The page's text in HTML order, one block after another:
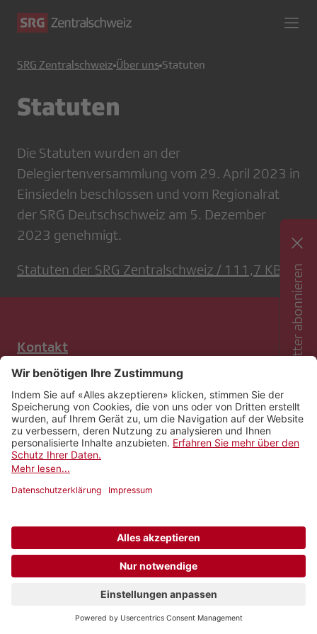
SRG Zentralschweiz Über uns Statuten
Statuten
Die Statuten wurden an der
Delegiertenversammlung vom 29. April 2023 in
Einsiedeln beschlossen und vom Regionalrat
der SRG Deutschschweiz am 5. Dezember
2023 genehmigt.
Statuten der SRG Zentralschweiz / 111,7 KB Newsletter abonnieren
Kontakt
Impressum
Rechtliches
Netiquette
Nutzungsbedingungen
AGB Payyo
Datenschutzeinstellungen
Newsletter abonnieren